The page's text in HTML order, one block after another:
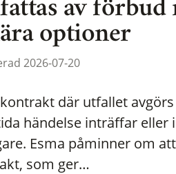
av förbud
optioner
2026-07-20
där utfallet
händelse inträffar eller
Esma påminner om
som ger…